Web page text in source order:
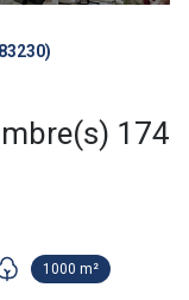
1000 m²